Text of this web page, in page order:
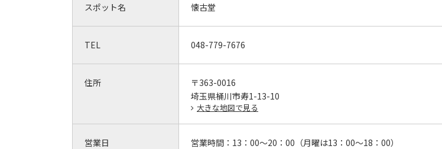
スポット名 懐古堂
TEL 048-779-7676
住所
〒363-0016
埼玉県桶川市寿1-13-10
大きな地図で見る
営業日 営業時間： 13：00～20：00（月曜は13：00～18：00）